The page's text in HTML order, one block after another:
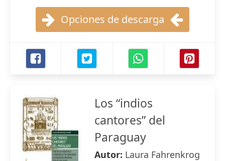
Opciones de descarga
Los “indios
cantores” del
Paraguay
Autor: Laura Fahrenkrog